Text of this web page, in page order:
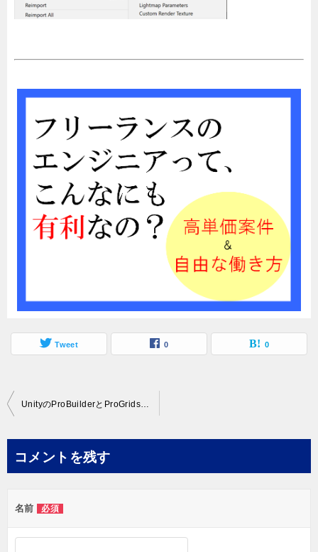
Tweet 0 0
投
ビ
ー
シ
UnityのProBuilderとProGridsで簡単に3Dモデリングができてしまう！
コメントを残す
名前 必須